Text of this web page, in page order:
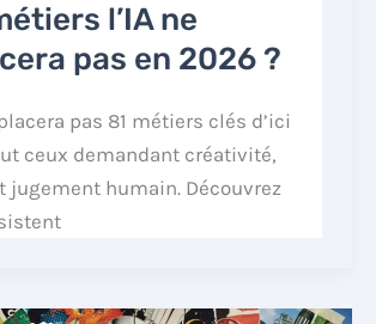
l’IA ne
pas en 2026 ?
pas 81 métiers clés d’ici
ceux demandant créativité,
jugement humain. Découvrez